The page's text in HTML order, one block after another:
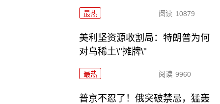
最热 阅读 10879
美利坚资源收割局：特朗普为何
对乌稀土\"摊牌\"
最热 阅读 9960
普京不忍了！俄突破禁忌，猛轰